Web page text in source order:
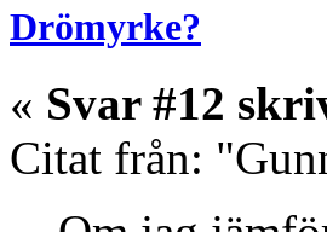
Drömyrke?
« Svar #12
Citat från: